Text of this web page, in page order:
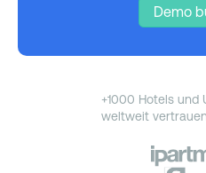
Demo
+1000 Hotels und
weltweit